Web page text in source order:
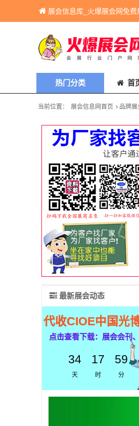
展会信息库_火爆展会网免费
热门分类 首
当前位置： 展会信息网首页 品牌展
最新展会动态
代收CIOE中国光
点击查看下载：展会会刊
34
天
17
时
59
分